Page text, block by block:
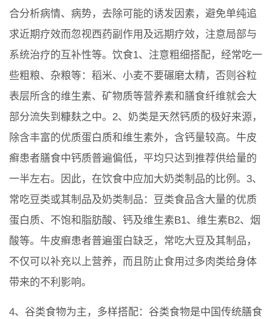
合分析病情、病势，去除可能的诱发因素，避免单纯追
求近期疗效而忽视西药副作用及远期疗效，注意局部与
系统治疗的互补性等。饮食1、注意粗细搭配，经常吃一
些粗粮、杂粮等：稻米、小麦不要碾磨太精，否则谷粒
表层所含的维生素、矿物质等营养素和膳食纤维就会大
部分流失到糠麸之中。2、奶类是天然钙质的极好来源，
除含丰富的优质蛋白质和维生素外，含钙量较高。牛皮
癣患者膳食中钙质普遍偏低，平均只达到推荐供给量的
一半左右。因此，在饮食中应加大奶类制品的比例。3、
常吃豆类或其制品及奶类制品：豆类食品含大量的优质
蛋白质、不饱和脂肪酸、钙及维生素B1、维生素B2、烟
酸等。牛皮癣患者普遍蛋白缺乏，常吃大豆及其制品，
不仅可以补充以上营养，而且防止食用过多肉类给身体
带来的不利影响。
4、谷类食物为主，多样搭配：谷类食物是中国传统膳食